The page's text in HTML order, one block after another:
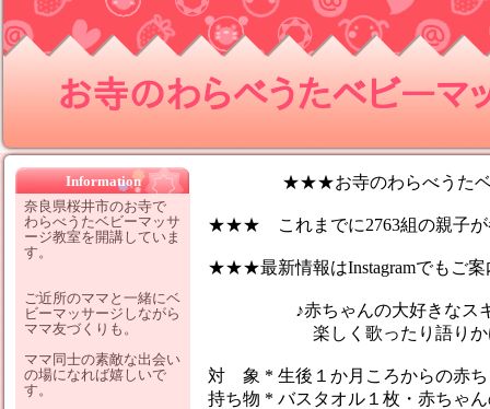
お寺のわらべうたベビーマッ
★★★お寺のわらべうたベ
★★★ これまでに2763組の親子が
★★★最新情報はInstagramでもご案
♪赤ちゃんの大好きなスキン
楽しく歌ったり語りかけな
対 象 * 生後１か月ころからの赤ち
持ち物 * バスタオル１枚・赤ちゃ
Information
奈良県桜井市のお寺で
わらべうたベビーマッサ
ージ教室を開講していま
す。
ご近所のママと一緒にベ
ビーマッサージしながら
ママ友づくりも。
ママ同士の素敵な出会い
の場になれば嬉しいで
す。